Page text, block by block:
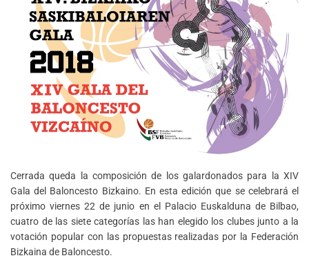
Cerrada queda la composición de los galardonados para la XIV
Gala del Baloncesto Bizkaino. En esta edición que se celebrará el
próximo viernes 22 de junio en el Palacio Euskalduna de Bilbao,
cuatro de las siete categorías las han elegido los clubes junto a la
votación popular con las propuestas realizadas por la Federación
Bizkaina de Baloncesto.